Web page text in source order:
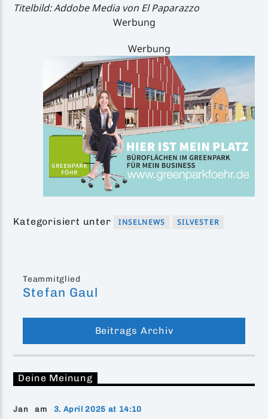
Titelbild: Addobe Media von El Paparazzo
Werbung
Werbung
Kategorisiert unter INSELNEWS SILVESTER
Teammitglied
Stefan Gaul
Beitrags Archiv
Deine Meinung
Jan am 3. April 2025 at 14:10